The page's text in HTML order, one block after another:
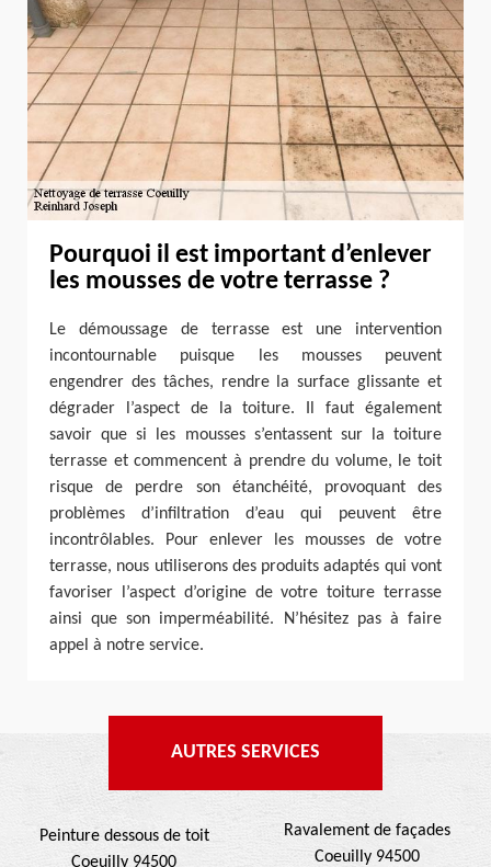
Pourquoi il est important d’enlever
les mousses de votre terrasse ?
Le démoussage de terrasse est une intervention
incontournable puisque les mousses peuvent
engendrer des tâches, rendre la surface glissante et
dégrader l’aspect de la toiture. Il faut également
savoir que si les mousses s’entassent sur la toiture
terrasse et commencent à prendre du volume, le toit
risque de perdre son étanchéité, provoquant des
problèmes d’infiltration d’eau qui peuvent être
incontrôlables. Pour enlever les mousses de votre
terrasse, nous utiliserons des produits adaptés qui vont
favoriser l’aspect d’origine de votre toiture terrasse
ainsi que son imperméabilité. N’hésitez pas à faire
appel à notre service.
AUTRES SERVICES
Peinture dessous de toit
Coeuilly 94500
Ravalement de façades
Coeuilly 94500